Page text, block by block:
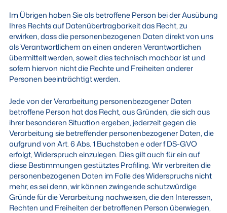
Im Übrigen haben Sie als betroffene Person bei der Ausübung
Ihres Rechts auf Datenübertragbarkeit das Recht, zu
erwirken, dass die personenbezogenen Daten direkt von uns
als Verantwortlichem an einen anderen Verantwortlichen
übermittelt werden, soweit dies technisch machbar ist und
sofern hiervon nicht die Rechte und Freiheiten anderer
Personen beeinträchtigt werden.
Jede von der Verarbeitung personenbezogener Daten
betroffene Person hat das Recht, aus Gründen, die sich aus
ihrer besonderen Situation ergeben, jederzeit gegen die
Verarbeitung sie betreffender personenbezogener Daten, die
aufgrund von Art. 6 Abs. 1 Buchstaben e oder f DS-GVO
erfolgt, Widerspruch einzulegen. Dies gilt auch für ein auf
diese Bestimmungen gestütztes Profiling. Wir verbreiten die
personenbezogenen Daten im Falle des Widerspruchs nicht
mehr, es sei denn, wir können zwingende schutzwürdige
Gründe für die Verarbeitung nachweisen, die den Interessen,
Rechten und Freiheiten der betroffenen Person überwiegen,